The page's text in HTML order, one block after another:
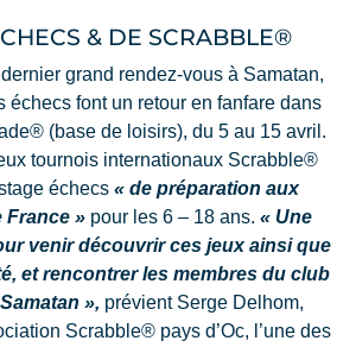
& DE SCRABBLE®
grand rendez-vous à Samatan,
échecs font un retour en fanfare dans
(base de loisirs), du 5 au 15 avril.
tournois internationaux Scrabble®
échecs « de préparation aux
France » pour les 6 – 18 ans. « Une
venir découvrir ces jeux ainsi que
et rencontrer les membres du club
», prévient Serge Delhom,
Scrabble® pays d’Oc, l’une des